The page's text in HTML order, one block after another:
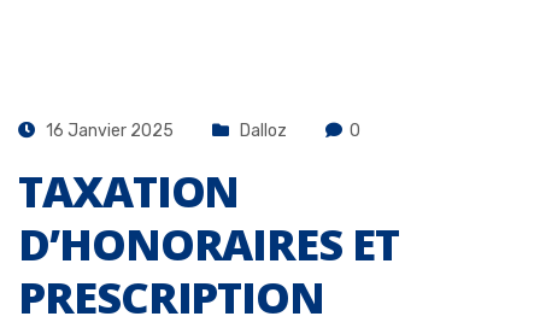
16 Janvier 2025 Dalloz 0
TAXATION
D’HONORAIRES ET
PRESCRIPTION